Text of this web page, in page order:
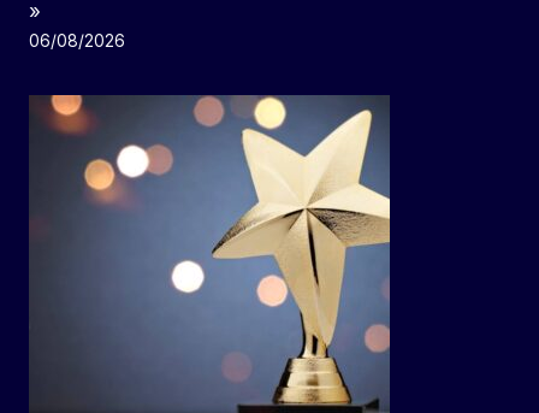
»
06/08/2026